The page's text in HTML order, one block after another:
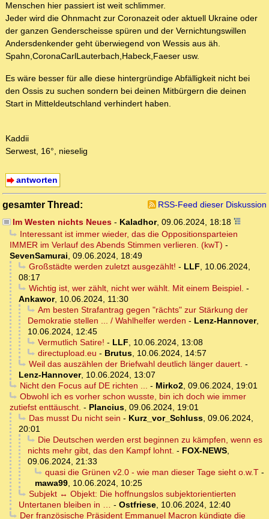
Menschen hier passiert ist weit schlimmer.
Jeder wird die Ohnmacht zur Coronazeit oder aktuell Ukraine oder
der ganzen Genderscheisse spüren und der Vernichtungswillen
Andersdenkender geht überwiegend von Wessis aus äh.
Spahn,CoronaCarlLauterbach,Habeck,Faeser usw.
Es wäre besser für alle diese hintergründige Abfälligkeit nicht bei
den Ossis zu suchen sondern bei deinen Mitbürgern die deinen
Start in Mitteldeutschland verhindert haben.
Kaddii
Serwest, 16°, nieselig
antworten
gesamter Thread:
RSS-Feed dieser Diskussion
Im Westen nichts Neues- Kaladhor, 09.06.2024, 18:18
Interessant ist immer wieder, das die Oppositionsparteien
IMMER im Verlauf des Abends Stimmen verlieren. (kwT) -
SevenSamurai, 09.06.2024, 18:49
Großstädte werden zuletzt ausgezählt! - LLF, 10.06.2024,
08:17
Wichtig ist, wer zählt, nicht wer wählt. Mit einem Beispiel. -
Ankawor, 10.06.2024, 11:30
Am besten Strafantrag gegen "rächts" zur Stärkung der
Demokratie stellen ... / Wahlhelfer werden - Lenz-Hannover,
10.06.2024, 12:45
Vermutlich Satire! - LLF, 10.06.2024, 13:08
directupload.eu - Brutus, 10.06.2024, 14:57
Weil das auszählen der Briefwahl deutlich länger dauert. -
Lenz-Hannover, 10.06.2024, 13:07
Nicht den Focus auf DE richten ... - Mirko2, 09.06.2024, 19:01
Obwohl ich es vorher schon wusste, bin ich doch wie immer
zutiefst enttäuscht. - Plancius, 09.06.2024, 19:01
Das musst Du nicht sein - Kurz_vor_Schluss, 09.06.2024,
20:01
Die Deutschen werden erst beginnen zu kämpfen, wenn es
nichts mehr gibt, das den Kampf lohnt. - FOX-NEWS,
09.06.2024, 21:33
quasi die Grünen v2.0 - wie man dieser Tage sieht o.w.T-
mawa99, 10.06.2024, 10:25
Subjekt ↔ Objekt: Die hoffnungslos subjektorientierten
Untertanen bleiben in … - Ostfriese, 10.06.2024, 12:40
Der französische Präsident Emmanuel Macron kündigte die